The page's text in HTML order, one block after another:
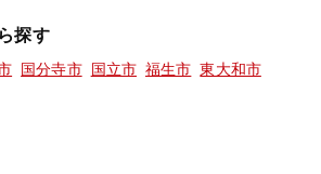
探す
国分寺市 国立市 福生市 東大和市